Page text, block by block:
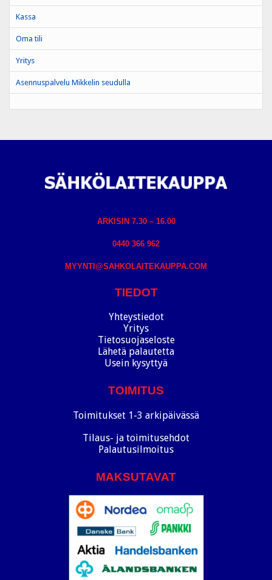
Kassa
Oma tili
Yritys
Asennuspalvelu Mikkelin seudulla
ARKISIN 7.30 – 16.00
0440 366 962
MYYNTI@SAHKOLAITEKAUPPA.COM
TIEDOT
Yhteystiedot
Yritys
Tietosuojaseloste
Lähetä palautetta
Usein kysyttyä
TOIMITUS
Toimitukset 1-3 arkipäivässä
Tilaus- ja toimitusehdot
Palautusilmoitus
MAKSUTAVAT